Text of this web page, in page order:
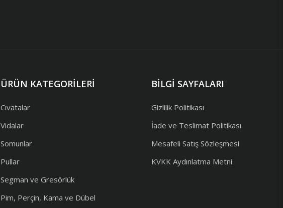
ÜRÜN KATEGORILERI
Cıvatalar
Vidalar
Somunlar
Pullar
Segman ve Gresörlük
Pim, Perçin, Kama ve Dübel
BILGI SAYFALARI
Gizlilik Politikası
İade ve Teslimat Politikası
Mesafeli Satış Sözleşmesi
KVKK Aydınlatma Metni